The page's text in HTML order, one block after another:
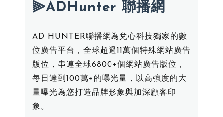
⫸ADHunter 聯播網
AD HUNTER聯播網為兌心科技獨家的數
位廣告平台，全球超過11萬個特殊網站廣告
版位，串連全球6800+個網站廣告版位，
每日達到100萬+的曝光量，以高強度的大
量曝光為您打造品牌形象與加深顧客印
象。